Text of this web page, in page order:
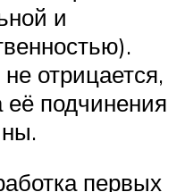
и
отрицается,
её подчинения
первых